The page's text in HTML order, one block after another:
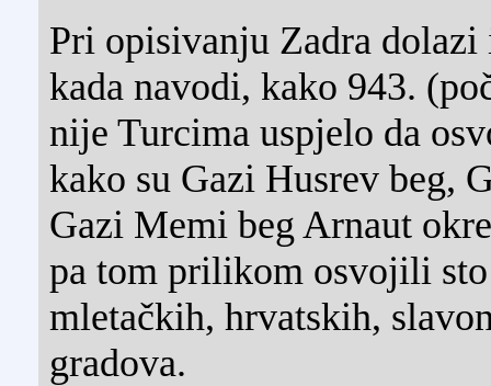
Pri opisivanju Zadra
kada navodi, kako 943.
nije Turcima uspjelo da
kako su Gazi Husrev beg,
Gazi Memi beg Arnaut
pa tom prilikom osvojili sto
mletačkih, hrvatskih,
gradova.